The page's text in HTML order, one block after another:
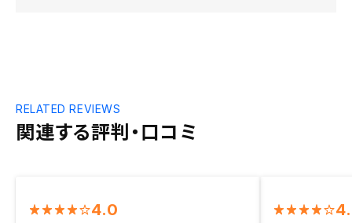
関連する評判・口コミ
RELATED REVIEWS
4.0